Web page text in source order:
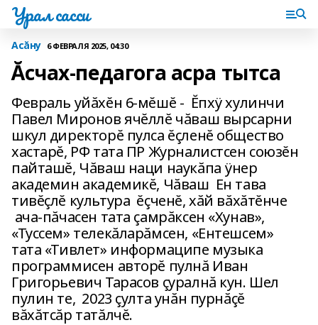
Урал сасси
Асăну 6 ФЕВРАЛЯ 2025, 04:30
Ăсчах-педагога асра тытса
Февраль уйăхĕн 6-мĕшĕ - Ĕпхÿ хулинчи
Павел Миронов ячĕллĕ чăваш вырсарни
шкул директорĕ пулса ĕçленĕ общество
хастарĕ, РФ тата ПР Журналистсен союзĕн
пайташĕ, Чăваш наци наукăпа ÿнер
академин академикĕ, Чăваш Ен тава
тивĕçлĕ культура ĕçченĕ, хăй вăхăтĕнче
ача-пăчасен тата çамрăксен «Хунав»,
«Туссем» телекăларăмсен, «Ентешсем»
тата «Тивлет» информаципе музыка
программисен авторĕ пулнă Иван
Григорьевич Тарасов çуралнă кун. Шел
пулин те, 2023 çулта унăн пурнăçĕ
вăхăтсăр татăлчĕ.